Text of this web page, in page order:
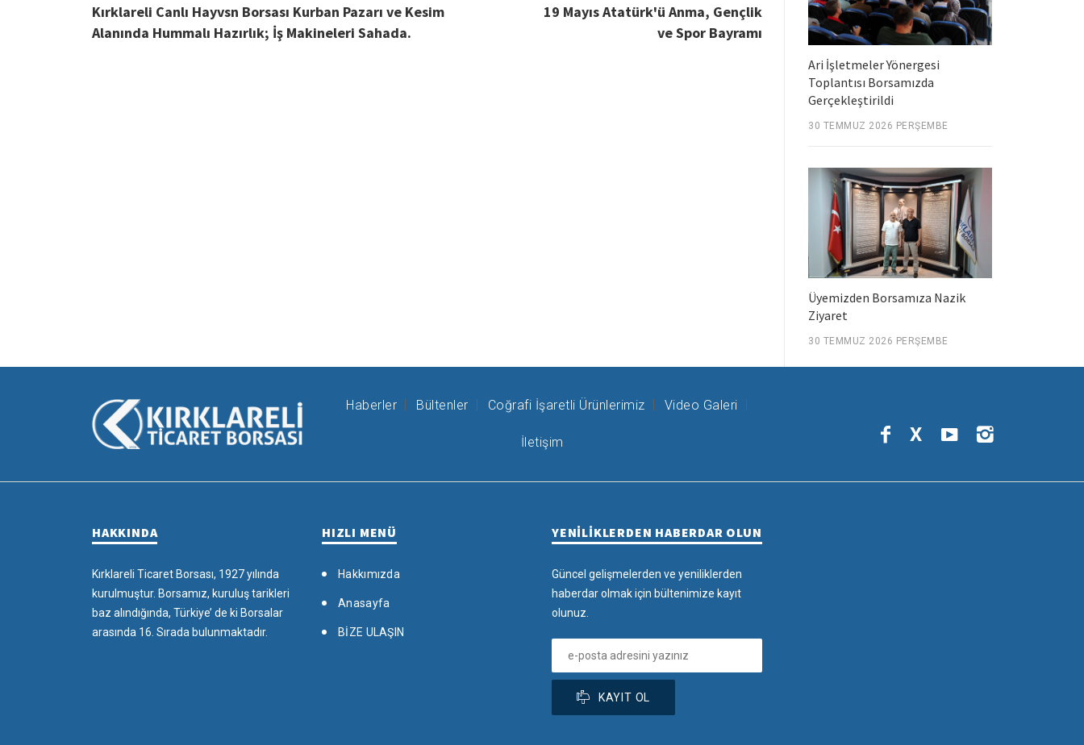
Kırklareli Canlı Hayvsn Borsası Kurban Pazarı ve Kesim
Alanında Hummalı Hazırlık; İş Makineleri Sahada.
19 Mayıs Atatürk'ü Anma, Gençlik
ve Spor Bayramı
Ari İşletmeler Yönergesi
Toplantısı Borsamızda
Gerçekleştirildi
30 TEMMUZ 2026 PERŞEMBE
Üyemizden Borsamıza Nazik
Ziyaret
30 TEMMUZ 2026 PERŞEMBE
Haberler Bültenler Coğrafi İşaretli Ürünlerimiz Video Galeri
İletişim X
HAKKINDA
Kırklareli Ticaret Borsası, 1927 yılında
kurulmuştur. Borsamız, kuruluş tarikleri
baz alındığında, Türkiye’ de ki Borsalar
arasında 16. Sırada bulunmaktadır.
HIZLI MENÜ
Hakkımızda
Anasayfa
BİZE ULAŞIN
YENİLİKLERDEN HABERDAR OLUN
Güncel gelişmelerden ve yeniliklerden
haberdar olmak için bültenimize kayıt
olunuz.
KAYIT OL